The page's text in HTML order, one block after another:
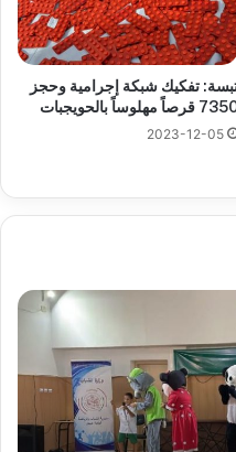
تفكيك شبكة إجرامية وحجز
قرصاً مهلوساً بالحويجبات
2023-12-05
سحب
قرعة
الدور
التمهيدي
لأبطال
إفريقيا
وكأس